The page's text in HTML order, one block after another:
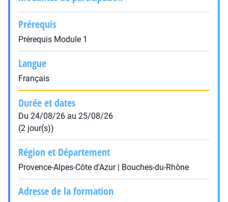
Prérequis
Prérequis Module 1
Langue
Français
Durée et dates
Du 24/08/26 au 25/08/26
(2 jour(s))
Région et Département
Provence-Alpes-Côte d'Azur | Bouches-du-Rhône
Adresse de la formation